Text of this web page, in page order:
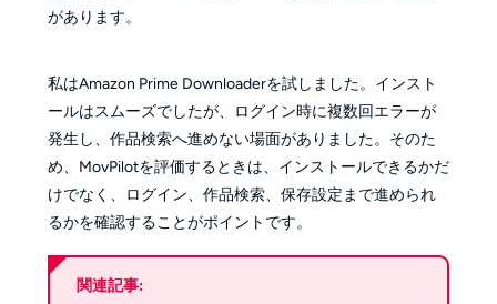
があります。
私はAmazon Prime Downloaderを試しました。インスト
ールはスムーズでしたが、ログイン時に複数回エラーが
発生し、作品検索へ進めない場面がありました。そのた
め、MovPilotを評価するときは、インストールできるかだ
けでなく、ログイン、作品検索、保存設定まで進められ
るかを確認することがポイントです。
関連記事: